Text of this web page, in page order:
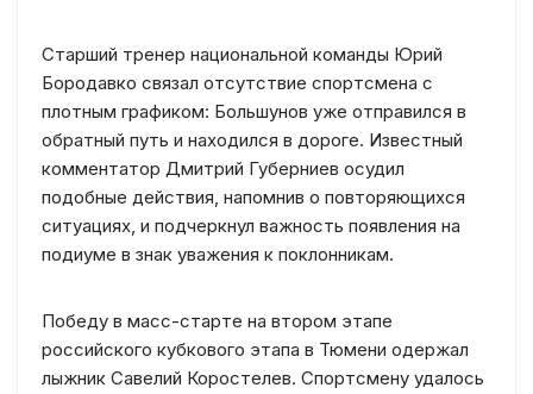
Старший тренер национальной команды Юрий
Бородавко связал отсутствие спортсмена с
плотным графиком: Большунов уже отправился в
обратный путь и находился в дороге. Известный
комментатор Дмитрий Губерниев осудил
подобные действия, напомнив о повторяющихся
ситуациях, и подчеркнул важность появления на
подиуме в знак уважения к поклонникам.
Победу в масс-старте на втором этапе
российского кубкового этапа в Тюмени одержал
лыжник Савелий Коростелев. Спортсмену удалось